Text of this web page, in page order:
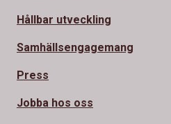
Hållbar utveckling
Samhällsengagemang
Press
Jobba hos oss